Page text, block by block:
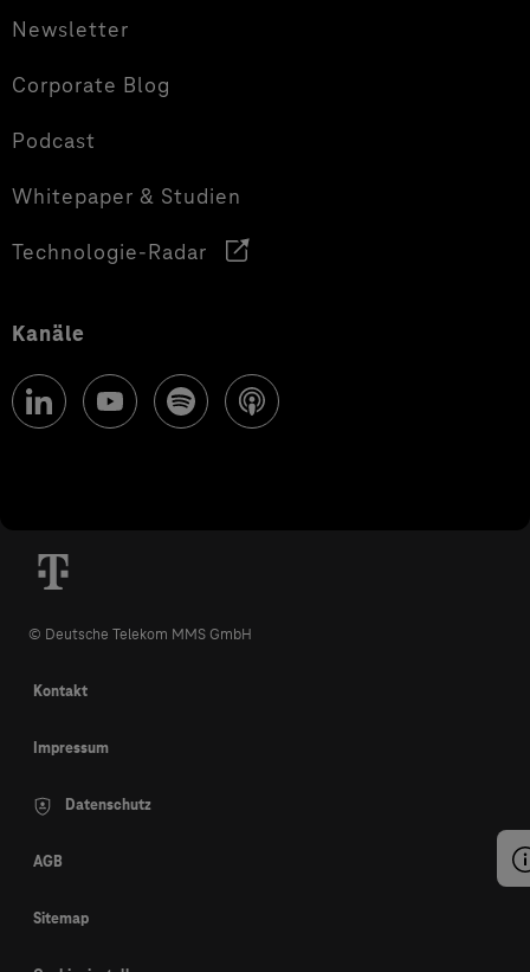
Newsletter
Corporate Blog
Podcast
Whitepaper & Studien
Technologie-Radar
Kanäle
© Deutsche Telekom MMS GmbH
Kontakt
Impressum
Datenschutz
AGB
Sitemap